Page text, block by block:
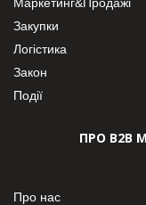
Закупки
Логістика
Закон
Події
ПРО В2В
Про нас